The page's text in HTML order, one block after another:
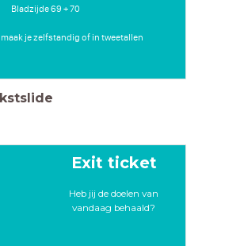
Bladzijde 69 + 70
je zelfstandig of in tweetallen
Exit ticket
Heb jij de doelen van
vandaag behaald?